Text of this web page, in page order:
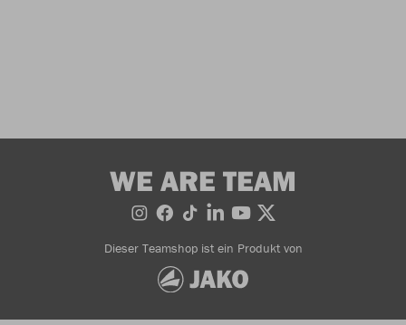
WE ARE TEAM
Dieser Teamshop ist ein Produkt von